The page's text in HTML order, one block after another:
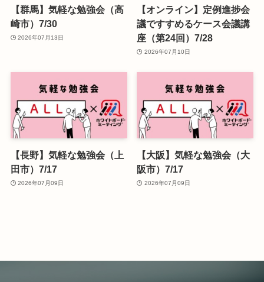
【群馬】気軽な勉強会（高
崎市）7/30
2026年07月13日
【オンライン】定例進捗会
議ですすめるケース会議講
座（第24回）7/28
2026年07月10日
【長野】気軽な勉強会（上
田市）7/17
2026年07月09日
【大阪】気軽な勉強会（大
阪市）7/17
2026年07月09日